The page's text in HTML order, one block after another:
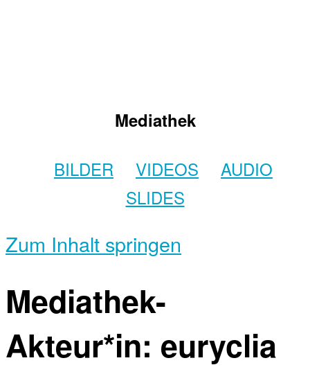
Mediathek
BILDER VIDEOS
AUDIO
SLIDES
Zum Inhalt springen
Mediathek-
Akteur*in: euryclia